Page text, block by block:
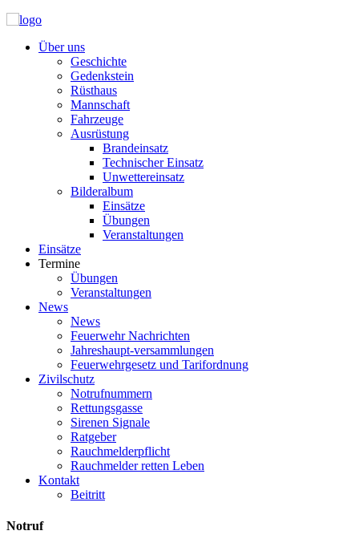
Über uns
Geschichte
Gedenkstein
Rüsthaus
Mannschaft
Fahrzeuge
Ausrüstung
Brandeinsatz
Technischer Einsatz
Unwettereinsatz
Bilderalbum
Einsätze
Übungen
Veranstaltungen
Einsätze
Termine
Übungen
Veranstaltungen
News
News
Feuerwehr Nachrichten
Jahreshaupt-versammlungen
Feuerwehrgesetz und Tarifordnung
Zivilschutz
Notrufnummern
Rettungsgasse
Sirenen Signale
Ratgeber
Rauchmelderpflicht
Rauchmelder retten Leben
Kontakt
Beitritt
Notruf